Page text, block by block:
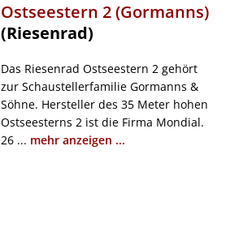
Ostseestern 2 (Gormanns)
(Riesenrad)
Das Riesenrad Ostseestern 2 gehört
zur Schaustellerfamilie Gormanns &
Söhne. Hersteller des 35 Meter hohen
Ostseesterns 2 ist die Firma Mondial.
26 ... mehr anzeigen ...